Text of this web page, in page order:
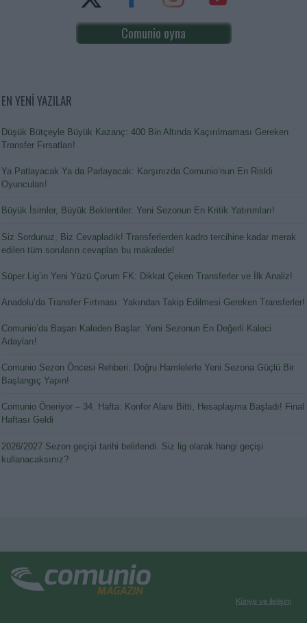
Comunio oyna
EN YENİ YAZILAR
Düşük Bütçeyle Büyük Kazanç: 400 Bin Altında Kaçırılmaması Gereken
Transfer Fırsatları!
Ya Patlayacak Ya da Parlayacak: Karşınızda Comunio’nun En Riskli
Oyuncuları!
Büyük İsimler, Büyük Beklentiler: Yeni Sezonun En Kritik Yatırımları!
Siz Sordunuz, Biz Cevapladık! Transferlerden kadro tercihine kadar merak
edilen tüm soruların cevapları bu makalede!
Süper Lig’in Yeni Yüzü Çorum FK: Dikkat Çeken Transferler ve İlk Analiz!
Anadolu’da Transfer Fırtınası: Yakından Takip Edilmesi Gereken Transferler!
Comunio’da Başarı Kaleden Başlar: Yeni Sezonun En Değerli Kaleci
Adayları!
Comunio Sezon Öncesi Rehberi: Doğru Hamlelerle Yeni Sezona Güçlü Bir
Başlangıç Yapın!
Comunio Öneriyor – 34. Hafta: Konfor Alanı Bitti, Hesaplaşma Başladı! Final
Haftası Geldi
2026/2027 Sezon geçişi tarihi belirlendi. Siz lig olarak hangi geçişi
kullanacaksınız?
Künye ve iletişim